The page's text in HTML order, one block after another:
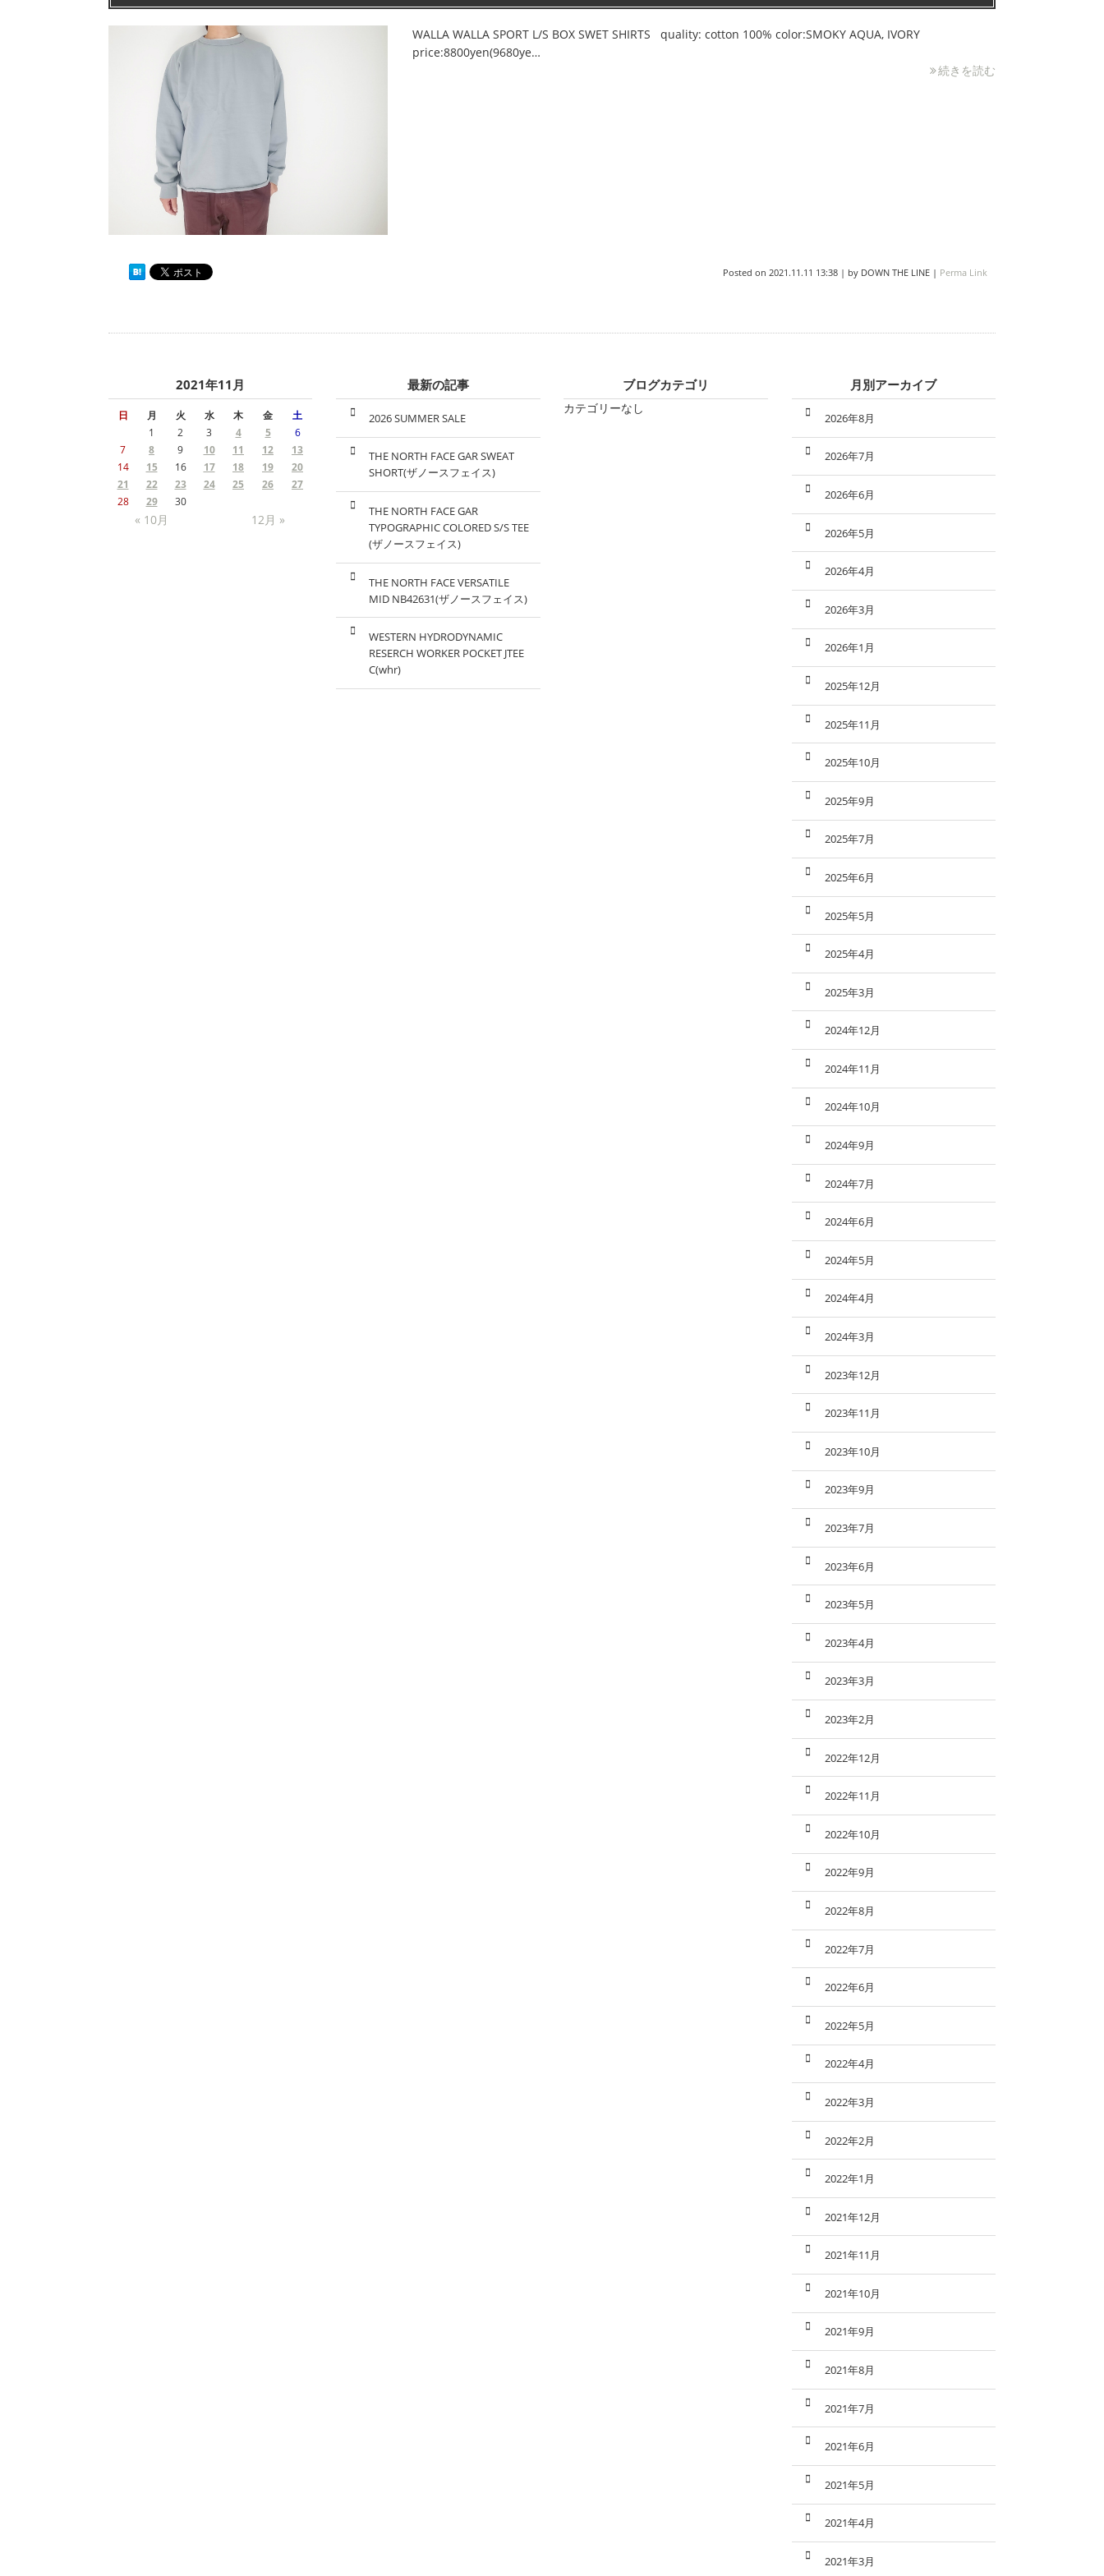
WALLA WALLA SPORT L/S BOX SWET SHIRTS quality: cotton 100% color:SMOKY AQUA, IVORY
price:8800yen(9680ye…
続きを読む
Posted on 2021.11.11 13:38 | by DOWN THE LINE | Perma Link
2021年11月
日 月 火 水 木 金 土
« 10月 12月 »
1 2 3 4 5
6
7
8 9 10 11 12
13
14
15 16 17 18 19
20
21
22 23 24 25 26
27
28
29 30
最新の記事
2026 SUMMER SALE
THE NORTH FACE GAR SWEAT
SHORT(ザノースフェイス)
THE NORTH FACE GAR
TYPOGRAPHIC COLORED S/S TEE
(ザノースフェイス)
THE NORTH FACE VERSATILE
MID NB42631(ザノースフェイス)
WESTERN HYDRODYNAMIC
RESERCH WORKER POCKET JTEE
C(whr)
ブログカテゴリ
カテゴリーなし
月別アーカイブ
2026年8月
2026年7月
2026年6月
2026年5月
2026年4月
2026年3月
2026年1月
2025年12月
2025年11月
2025年10月
2025年9月
2025年7月
2025年6月
2025年5月
2025年4月
2025年3月
2024年12月
2024年11月
2024年10月
2024年9月
2024年7月
2024年6月
2024年5月
2024年4月
2024年3月
2023年12月
2023年11月
2023年10月
2023年9月
2023年7月
2023年6月
2023年5月
2023年4月
2023年3月
2023年2月
2022年12月
2022年11月
2022年10月
2022年9月
2022年8月
2022年7月
2022年6月
2022年5月
2022年4月
2022年3月
2022年2月
2022年1月
2021年12月
2021年11月
2021年10月
2021年9月
2021年8月
2021年7月
2021年6月
2021年5月
2021年4月
2021年3月